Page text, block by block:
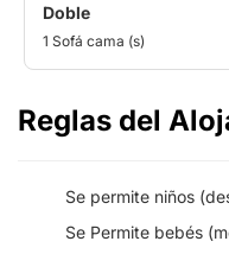
Doble
1 Sofá cama (s)
Reglas del
Se permite niños
Se Permite bebés